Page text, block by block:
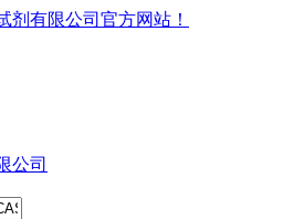
剂有限公司官方网站！